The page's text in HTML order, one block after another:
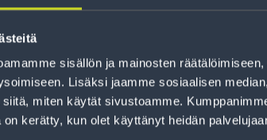
sisällön ja mainosten
Lisäksi jaamme sosiaalisen
miten käytät sivustoamme.
kerätty, kun olet käyttänyt heidän
ajankohtaista tietoa
sekä parhaat